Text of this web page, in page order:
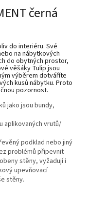
černá
do interiéru. Své
na nábytkových
do obytných prostor,
věšáky Tulip jsou
výběrem dotváříte
kusů nábytku. Proto
pozornost.
jako jsou bundy,
aplikovaných vrutů/
podklad nebo jiný
problémů připevnit
stěny, vyžadují i
upevňovací
stěny.